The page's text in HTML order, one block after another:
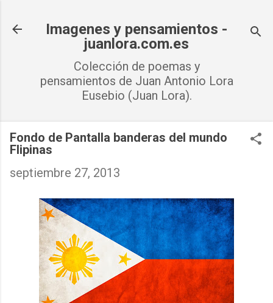
Imagenes y pensamientos -
juanlora.com.es
Colección de poemas y
pensamientos de Juan Antonio Lora
Eusebio (Juan Lora).
Fondo de Pantalla banderas del mundo
Flipinas
septiembre 27, 2013